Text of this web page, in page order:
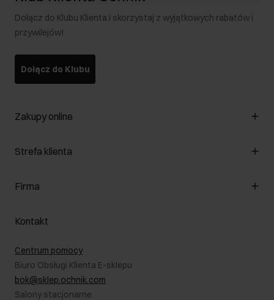
Dołącz do Klubu Klienta i skorzystaj z wyjątkowych rabatów i
przywilejów!
Dołącz do Klubu
Zakupy online
Zarządzaj cookies
Formy płatności
Jak dokonać zwrotu?
Strefa klienta
Klub Klienta
Zwróć produkty
W podróży
Karta podarunkowa
Bezpieczne zakupy
Firma
O nas
Salony
B2B - Sprzedaż dla firm
RODO- Polityka prywatności
Informacje prawne
Kontakt
Centrum pomocy
Biuro Obsługi Klienta E-sklepu
bok@sklep.ochnik.com
Salony stacjonarne